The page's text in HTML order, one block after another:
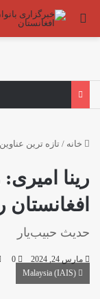
جستجو برای
خانه / تازه ترین عناوین
رینا
افغانستان
حدیث حبیب‌یار
مارس 24, 2024 0
(IAIS) Malaysia